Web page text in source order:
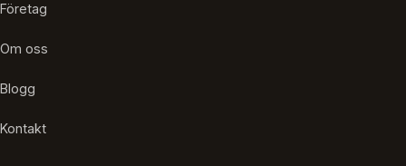
Företag
Om oss
Blogg
Kontakt